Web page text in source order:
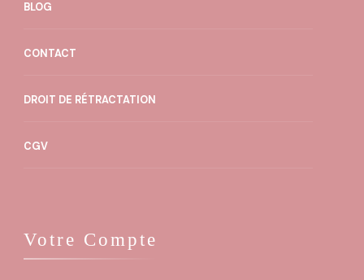
BLOG
CONTACT
DROIT DE RÉTRACTATION
CGV
Votre Compte